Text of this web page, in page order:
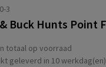
3
totaal op voorraad
geleverd in 10 werkdag(en)